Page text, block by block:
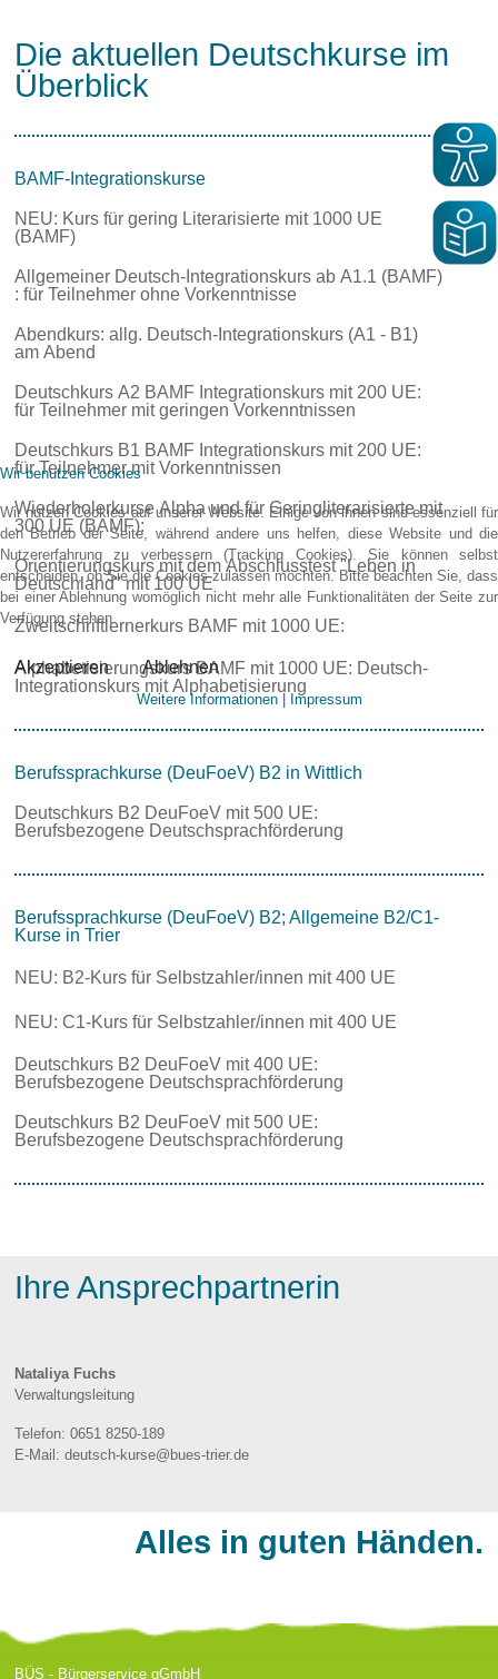
Die aktuellen Deutschkurse im
Überblick
BAMF-Integrationskurse
NEU: Kurs für gering Literarisierte mit 1000 UE
(BAMF)
Allgemeiner Deutsch-Integrationskurs ab A1.1 (BAMF)
: für Teilnehmer ohne Vorkenntnisse
Abendkurs: allg. Deutsch-Integrationskurs (A1 - B1)
am Abend
Deutschkurs A2 BAMF Integrationskurs mit 200 UE:
für Teilnehmer mit geringen Vorkenntnissen
Deutschkurs B1 BAMF Integrationskurs mit 200 UE:
für Teilnehmer mit Vorkenntnissen
Wiederholerkurse Alpha und für Geringliterarisierte mit
300 UE (BAMF):
Orientierungskurs mit dem Abschlusstest "Leben in
Deutschland" mit 100 UE
Zweitschriftlernerkurs BAMF mit 1000 UE:
Alphabetisierungskurs BAMF mit 1000 UE: Deutsch-
Integrationskurs mit Alphabetisierung
Berufssprachkurse (DeuFoeV) B2 in Wittlich
Deutschkurs B2 DeuFoeV mit 500 UE:
Berufsbezogene Deutschsprachförderung
Berufssprachkurse (DeuFoeV) B2; Allgemeine B2/C1-
Kurse in Trier
NEU: B2-Kurs für Selbstzahler/innen mit 400 UE
NEU: C1-Kurs für Selbstzahler/innen mit 400 UE
Deutschkurs B2 DeuFoeV mit 400 UE:
Berufsbezogene Deutschsprachförderung
Deutschkurs B2 DeuFoeV mit 500 UE:
Berufsbezogene Deutschsprachförderung
Ihre Ansprechpartnerin
Nataliya Fuchs
Verwaltungsleitung
Telefon:0651 8250-189
E-Mail:deutsch-kurse@bues-trier.de
Alles in guten Händen.
BÜS - Bürgerservice gGmbH
Wir benutzen Cookies
Wir nutzen Cookies auf unserer Website. Einige von ihnen sind essenziell für
den Betrieb der Seite, während andere uns helfen, diese Website und die
Nutzererfahrung zu verbessern (Tracking Cookies). Sie können selbst
entscheiden, ob Sie die Cookies zulassen möchten. Bitte beachten Sie, dass
bei einer Ablehnung womöglich nicht mehr alle Funktionalitäten der Seite zur
Verfügung stehen.
Akzeptieren Ablehnen
Weitere Informationen| Impressum